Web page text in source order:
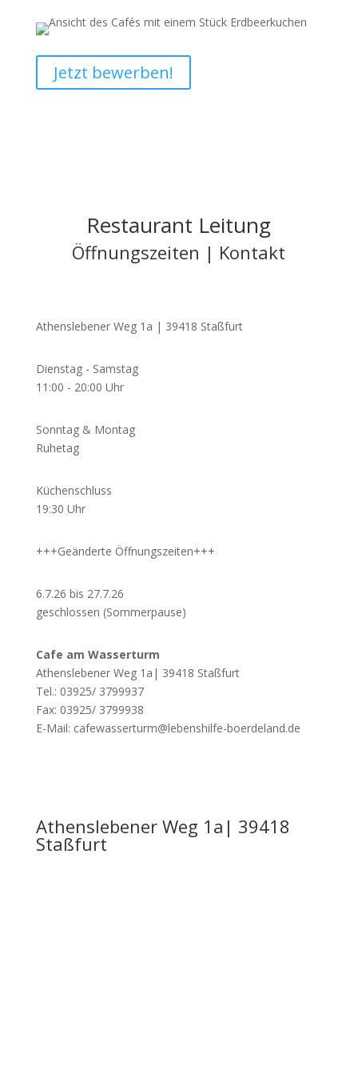
Jetzt bewerben!
Restaurant Leitung
Öffnungszeiten | Kontakt
Athenslebener Weg 1a | 39418 Staßfurt
Dienstag - Samstag
11:00 - 20:00 Uhr
Sonntag & Montag
Ruhetag
Küchenschluss
19:30 Uhr
+++Geänderte Öffnungszeiten+++
6.7.26 bis 27.7.26
geschlossen (Sommerpause)
Cafe am Wasserturm
Athenslebener Weg 1a| 39418 Staßfurt
Tel.: 03925/ 3799937
Fax: 03925/ 3799938
E-Mail: cafewasserturm@lebenshilfe-boerdeland.de
Athenslebener Weg 1a| 39418
Staßfurt